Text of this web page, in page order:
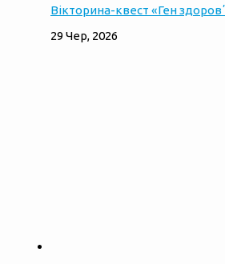
Вікторина-квест «Ген
29 Чер, 2026